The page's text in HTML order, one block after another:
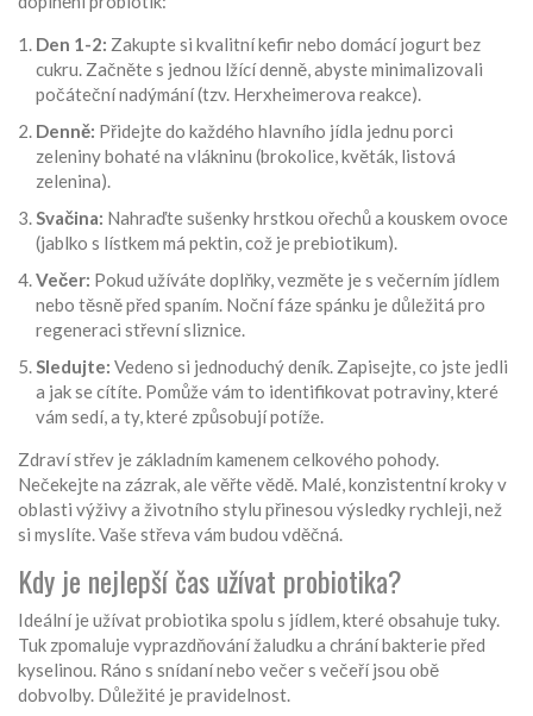
Den 1-2: Zakupte si kvalitní kefir nebo domácí jogurt bez
cukru. Začněte s jednou lžící denně, abyste minimalizovali
počáteční nadýmání (tzv. Herxheimerova reakce).
Denně: Přidejte do každého hlavního jídla jednu porci
zeleniny bohaté na vlákninu (brokolice, květák, listová
zelenina).
Svačina: Nahraďte sušenky hrstkou ořechů a kouskem ovoce
(jablko s lístkem má pektin, což je prebiotikum).
Večer: Pokud užíváte doplňky, vezměte je s večerním jídlem
nebo těsně před spaním. Noční fáze spánku je důležitá pro
regeneraci střevní sliznice.
Sledujte: Vedeno si jednoduchý deník. Zapisejte, co jste jedli
a jak se cítíte. Pomůže vám to identifikovat potraviny, které
vám sedí, a ty, které způsobují potíže.
Zdraví střev je základním kamenem celkového pohody.
Nečekejte na zázrak, ale věřte vědě. Malé, konzistentní kroky v
oblasti výživy a životního stylu přinesou výsledky rychleji, než
si myslíte. Vaše střeva vám budou vděčná.
Kdy je nejlepší čas užívat probiotika?
Ideální je užívat probiotika spolu s jídlem, které obsahuje tuky.
Tuk zpomaluje vyprazdňování žaludku a chrání bakterie před
kyselinou. Ráno s snídaní nebo večer s večeří jsou obě
dobvolby. Důležité je pravidelnost.